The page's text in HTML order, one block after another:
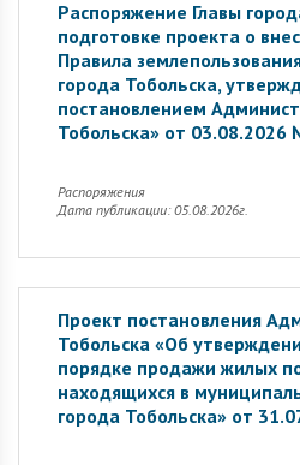
Распоряжение Главы
подготовке проекта о
Правила
города Тобольска,
постановлением
Тобольска» от 03.08.2026
Распоряжения
Дата публикации: 05.08.2026г.
Проект постановления
Тобольска «Об
порядке продажи жилых
находящихся в
города Тобольска» от